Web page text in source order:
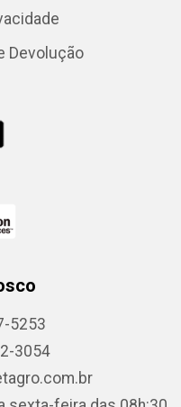
Devolução
5253
3054